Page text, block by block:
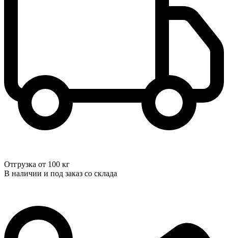
Отгрузка от 100 кг
В наличии и под заказ со склада